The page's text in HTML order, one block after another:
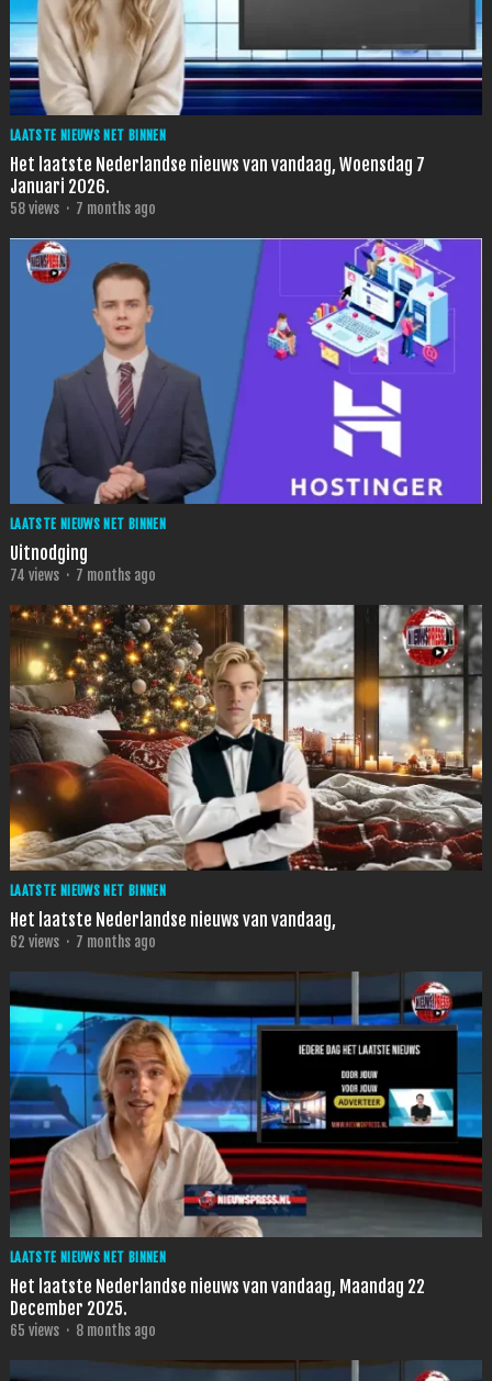
LAATSTE NIEUWS NET BINNEN
Het laatste Nederlandse nieuws van vandaag, Woensdag 7
Januari 2026.
58views · 7 months ago
LAATSTE NIEUWS NET BINNEN
Uitnodging
74 views · 7 months ago
LAATSTE NIEUWS NET BINNEN
Het laatste Nederlandse nieuws van vandaag,
62 views · 7 months ago
LAATSTE NIEUWS NET BINNEN
Het laatste Nederlandse nieuws van vandaag, Maandag 22
December 2025.
65 views · 8 months ago